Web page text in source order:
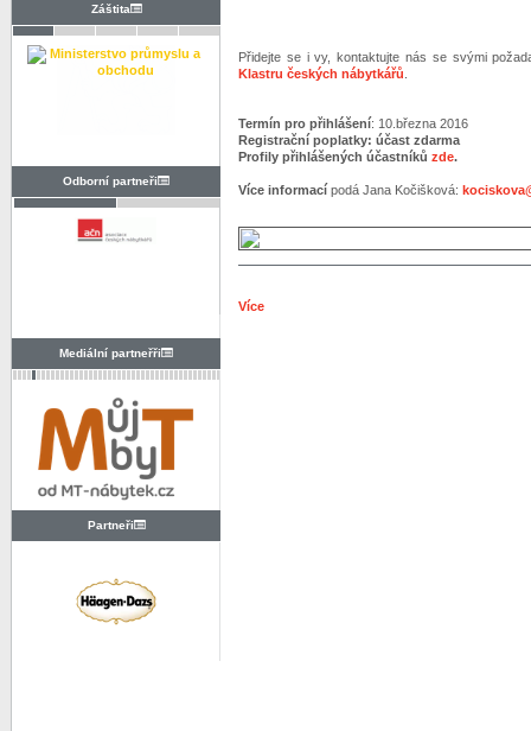
Záštita
Odborní partneři
Mediální partneřři
Partneři
Přidejte se i vy, kontaktujte nás se svými
Klastru českých nábytkářů
Termín pro přihlášení: 10.března 2016
Registrační poplatky: účast zdarma
Profily přihlášených účastníků zde.
Více informací podá Jana Kočišková:
Více